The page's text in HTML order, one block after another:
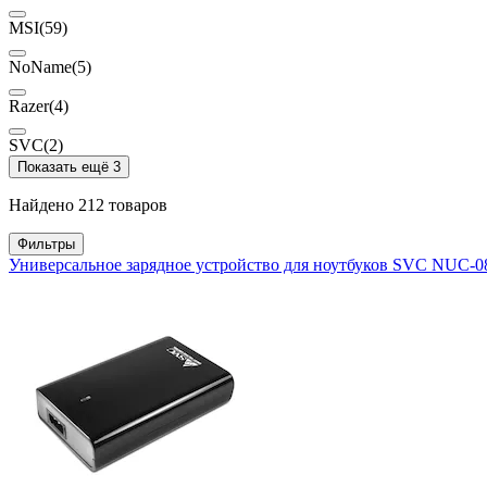
MSI(59)
NoName(5)
Razer(4)
SVC(2)
Показать ещё 3
Найдено 212 товаров
Фильтры
Универсальное зарядное устройство для ноутбуков SVC NUC-